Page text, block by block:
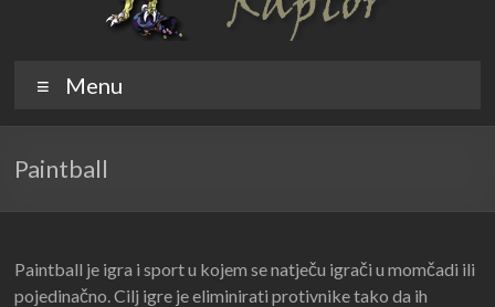
Paintball
Raptor
Menu
Paintball
Paintball je igra i sport u kojem se natječu igrači u momčadi ili
pojedinačno. Cilj igre je eliminirati protivnike tako da ih